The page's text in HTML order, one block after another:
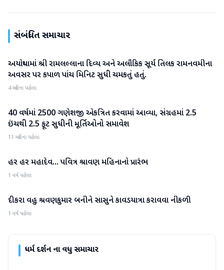
સંબંધિત સમાચાર
ધર્મ દર્શન
અયોધ્યામાં શ્રી રામલલ્લાના દિવ્ય અને અલૌકિક સૂર્ય તિલક રામનવમીના
અવસર પર કપાળ પાંચ મિનિટ સુધી ચમકતું હતું.
4 મહિના પહેલા
ધર્મ દર્શન
40 વર્ષમાં 2500 ગણેશજી એકત્રિત કરવામાં આવ્યા, સંગ્રહમાં 2.5
ઇંચથી 2.5 ફૂટ સુધીની મૂર્તિઓનો સમાવેશ
11 મહિના પહેલા
ધર્મ દર્શન
હર હર મહાદેવ... પવિત્ર શ્રાવણ મહિનાનો પ્રારંભ
1 વર્ષ પહેલા
ધર્મ દર્શન
દીકરા વહુ શ્રવણકુમાર બનીને સાસુને કાવડયાત્રા કરાવવા નીકળી
1 વર્ષ પહેલા
ધર્મ દર્શનના વધુ સમાચાર